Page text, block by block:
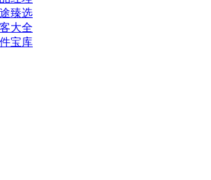
臻选
大全
宝库